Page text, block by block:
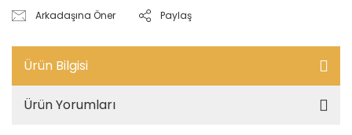
Arkadaşına Öner Paylaş
Ürün Bilgisi
Ürün Yorumları